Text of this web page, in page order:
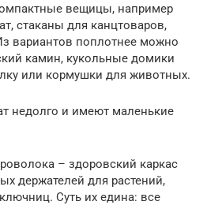
вещицы, например
стаканы для канцтоваров,
вариантов поплотнее можно
камин, кукольные домики
или кормушки для животных.
недолго и имеют маленькие
– здоровский каркас
держателей для растений,
Суть их едина: все